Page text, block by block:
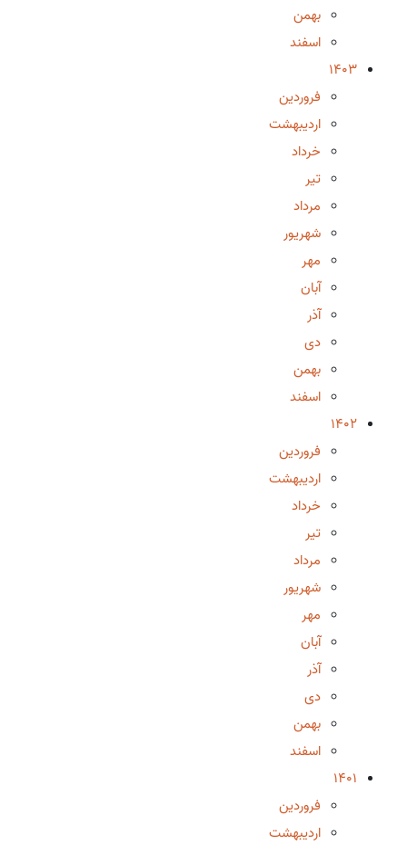
بهمن
اسفند
1403
فروردین
اردیبهشت
خرداد
تیر
مرداد
شهریور
مهر
آبان
آذر
دی
بهمن
اسفند
1402
فروردین
اردیبهشت
خرداد
تیر
مرداد
شهریور
مهر
آبان
آذر
دی
بهمن
اسفند
1401
فروردین
اردیبهشت